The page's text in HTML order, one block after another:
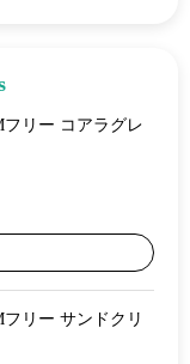
フリー コアラグレ
フリー サンドクリ